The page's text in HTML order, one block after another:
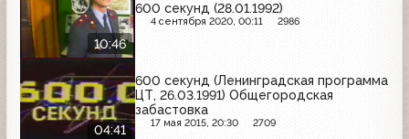
10:46
600 секунд (28.01.1992)
4 сентября 2020, 00:11 2986
04:41
600 секунд (Ленинградская программа
ЦТ, 26.03.1991) Общегородская
забастовка
17 мая 2015, 20:30 2709